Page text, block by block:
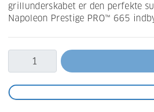
grillunderskabet er den perfekte
Napoleon Prestige PRO™ 665